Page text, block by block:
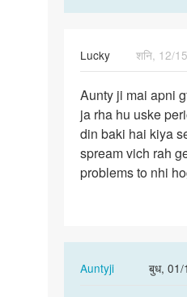
Lucky
शनि, 12/
Aunty
ji
mai
apni
gf
Aunty ji mai apni
ja rha hu uske
din baki hai kiya
spream vich rah
problems to nhi
Auntyji
बुध,
In